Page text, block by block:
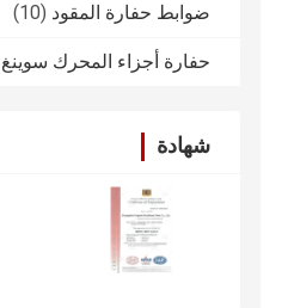
ضوابط حفارة المقود (10)
حفارة أجزاء المحرك سوينغ
شهادة